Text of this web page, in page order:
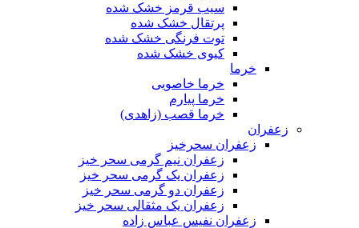
سیب قرمز خشک شده
پرتقال خشک شده
توت فرنگی خشک شده
کیوی خشک شده
خرما
خرما خاصویی
خرما پیارم
خرما قصب (زاهدی)
زعفران
زعفران سحرخیز
زعفران نیم گرمی سحر خیز
زعفران یک گرمی سحر خیز
زعفران دو گرمی سحر خیز
زعفران یک مثقالی سحر خیز
زعفران نفیس عباس زاده